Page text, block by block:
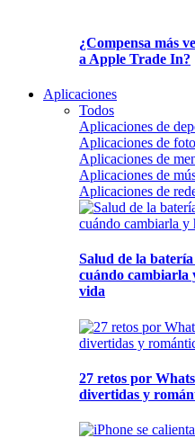
¿Compensa más
a Apple Trade In?
Aplicaciones
Todos
Aplicaciones de
Aplicaciones de
Aplicaciones de
Aplicaciones de
Aplicaciones de
Salud de la
cuándo cambiarla
vida
27 retos por
divertidas y